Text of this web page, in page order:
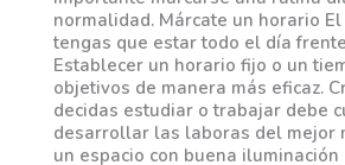
normalidad. Márcate un horario
tengas que estar todo el día
Establecer un horario fijo o un
objetivos de manera más eficaz.
decidas estudiar o trabajar debe
desarrollar las laboras del mejor
un espacio con buena